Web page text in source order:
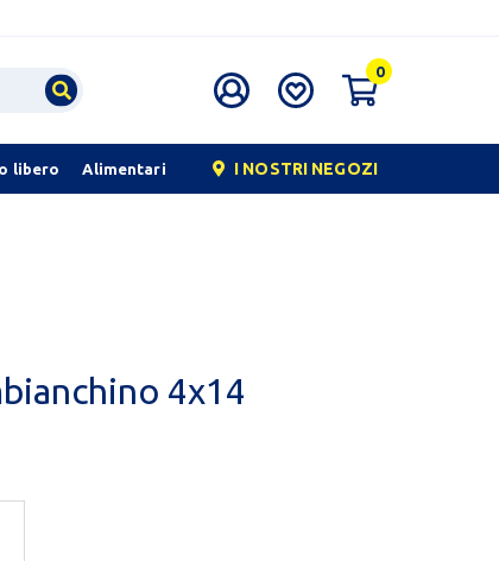
0
libero Alimentari I NOSTRI NEGOZI
4x14